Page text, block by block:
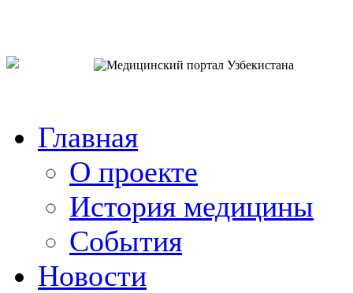
Главная
О проекте
История медицины
События
Новости